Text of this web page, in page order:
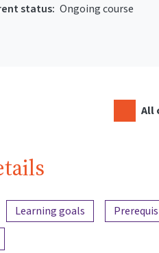
status: Ongoing course
All
Learning goals